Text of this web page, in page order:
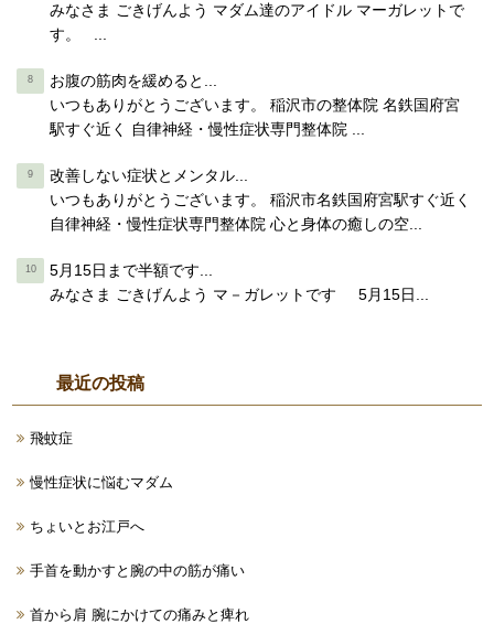
みなさま ごきげんよう マダム達のアイドル マーガレットで
す。 ...
お腹の筋肉を緩めると...
いつもありがとうございます。 稲沢市の整体院 名鉄国府宮
駅すぐ近く 自律神経・慢性症状専門整体院 ...
改善しない症状とメンタル...
いつもありがとうございます。 稲沢市名鉄国府宮駅すぐ近く
自律神経・慢性症状専門整体院 心と身体の癒しの空...
5月15日まで半額です...
みなさま ごきげんよう マ－ガレットです 5月15日...
最近の投稿
飛蚊症
慢性症状に悩むマダム
ちょいとお江戸へ
手首を動かすと腕の中の筋が痛い
首から肩 腕にかけての痛みと痺れ